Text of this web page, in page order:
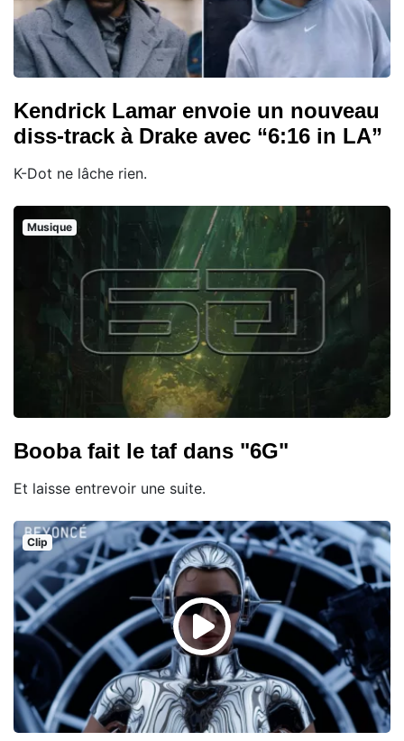
Kendrick Lamar envoie un nouveau
diss-track à Drake avec “6:16 in LA”
K-Dot ne lâche rien.
Musique
Booba fait le taf dans "6G"
Et laisse entrevoir une suite.
Clip